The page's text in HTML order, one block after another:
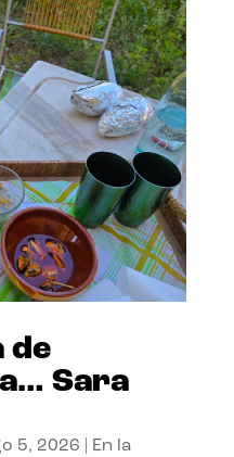
de
Sara
5, 2026
En la